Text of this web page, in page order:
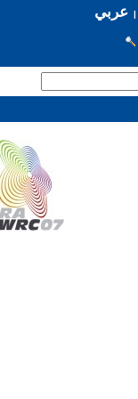
عربي|